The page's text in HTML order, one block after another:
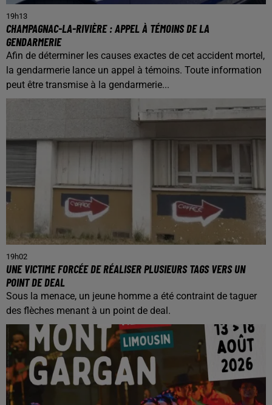
19h13
CHAMPAGNAC-LA-RIVIÈRE : APPEL À TÉMOINS DE LA
GENDARMERIE
Afin de déterminer les causes exactes de cet accident mortel,
la gendarmerie lance un appel à témoins. Toute information
peut être transmise à la gendarmerie...
19h02
UNE VICTIME FORCÉE DE RÉALISER PLUSIEURS TAGS VERS UN
POINT DE DEAL
Sous la menace, un jeune homme a été contraint de taguer
des flèches menant à un point de deal.